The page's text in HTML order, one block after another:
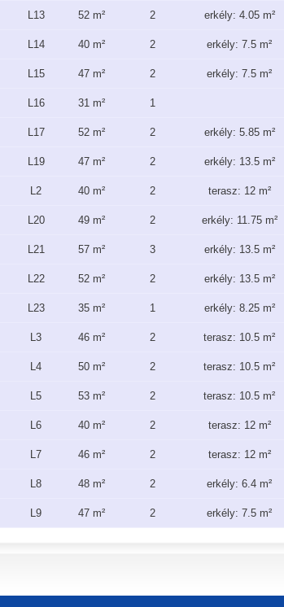
L13 52 m² 2 erkély: 4.05 m²
L14 40 m² 2 erkély: 7.5 m²
L15 47 m² 2 erkély: 7.5 m²
L16 31 m² 1
L17 52 m² 2 erkély: 5.85 m²
L19 47 m² 2 erkély: 13.5 m²
L2 40 m² 2 terasz: 12 m²
L20 49 m² 2 erkély: 11.75 m²
L21 57 m² 3 erkély: 13.5 m²
L22 52 m² 2 erkély: 13.5 m²
L23 35 m² 1 erkély: 8.25 m²
L3 46 m² 2 terasz: 10.5 m²
L4 50 m² 2 terasz: 10.5 m²
L5 53 m² 2 terasz: 10.5 m²
L6 40 m² 2 terasz: 12 m²
L7 46 m² 2 terasz: 12 m²
L8 48 m² 2 erkély: 6.4 m²
L9 47 m² 2 erkély: 7.5 m²